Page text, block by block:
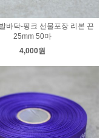
바닥-핑크 선물포장 리본 끈
25mm 50마
4,000원